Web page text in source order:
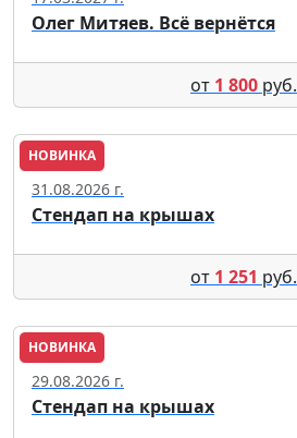
Олег Митяев. Всё вернётся
от 1 800 руб.
НОВИНКА
Москва
31.08.2026 г.
Стендап на крышах
от 1 251 руб.
НОВИНКА
Москва
29.08.2026 г.
Стендап на крышах